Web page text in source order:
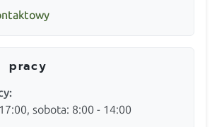
pracy
sobota: 8:00 - 14:00